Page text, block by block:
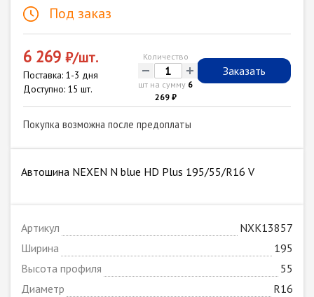
Под заказ
6 269 ₽/шт.
Поставка: 1-3 дня
Доступно: 15 шт.
Количество
- +
шт на сумму 6
269 ₽
Заказать
Покупка возможна после предоплаты
Автошина NEXEN N blue HD Plus 195/55/R16 V
Артикул
NXK13857
Ширина
195
Высота профиля
55
Диаметр
R16